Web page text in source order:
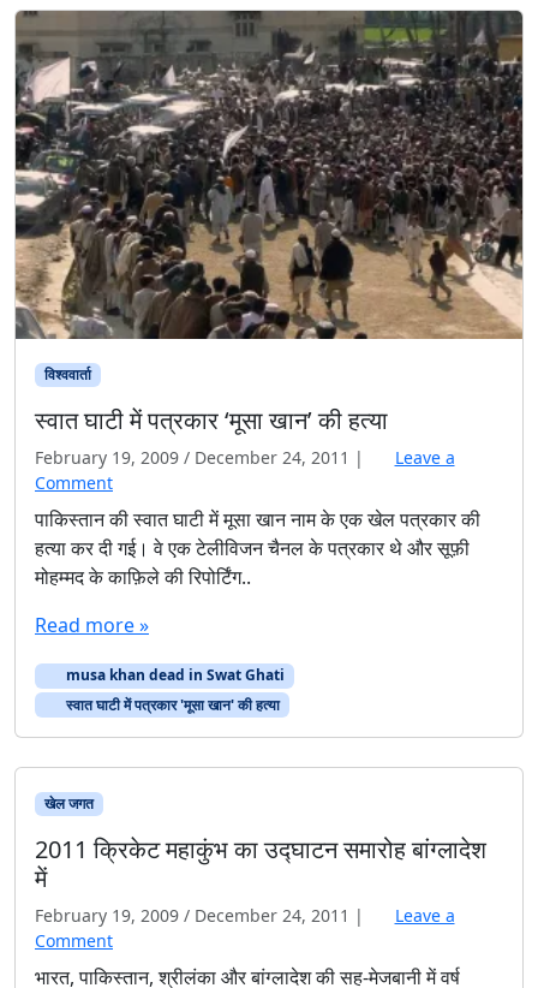
री
में
जु
टे
अ
ज
ह
र
विश्ववार्ता
स्वात घाटी में पत्रकार ‘मूसा खान’ की हत्या
February 19, 2009 / December 24, 2011 |
Leave a
Comment
पाकिस्तान की स्वात घाटी में मूसा खान नाम के एक खेल पत्रकार की
हत्या कर दी गई। वे एक टेलीविजन चैनल के पत्रकार थे और सूफ़ी
मोहम्मद के काफ़िले की रिपोर्टिंग..
Read more »
musa khan dead in Swat Ghati
स्वात घाटी में पत्रकार 'मूसा खान' की हत्या
खेल जगत
2011 क्रिकेट महाकुंभ का उद्घाटन समारोह बांग्लादेश
में
February 19, 2009 / December 24, 2011 |
Leave a
Comment
भारत, पाकिस्तान, श्रीलंका और बांग्लादेश की सह-मेजबानी में वर्ष